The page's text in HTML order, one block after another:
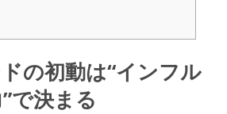
の初動は“インフル
で決まる